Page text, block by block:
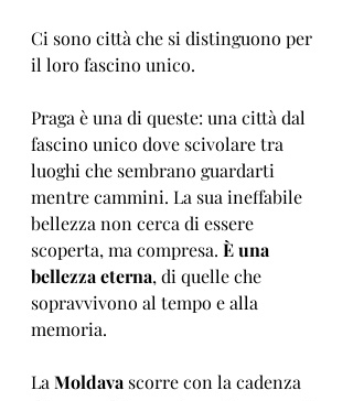
Ci sono città che si distinguono per
il loro fascino unico.
Praga è una di queste: una città dal
fascino unico dove scivolare tra
luoghi che sembrano guardarti
mentre cammini. La sua ineffabile
bellezza non cerca di essere
scoperta, ma compresa. È una
bellezza eterna, di quelle che
sopravvivono al tempo e alla
memoria.
La Moldava scorre con la cadenza